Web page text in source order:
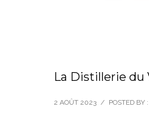
La Distillerie du
2 AOÛT 2023 / POSTED BY